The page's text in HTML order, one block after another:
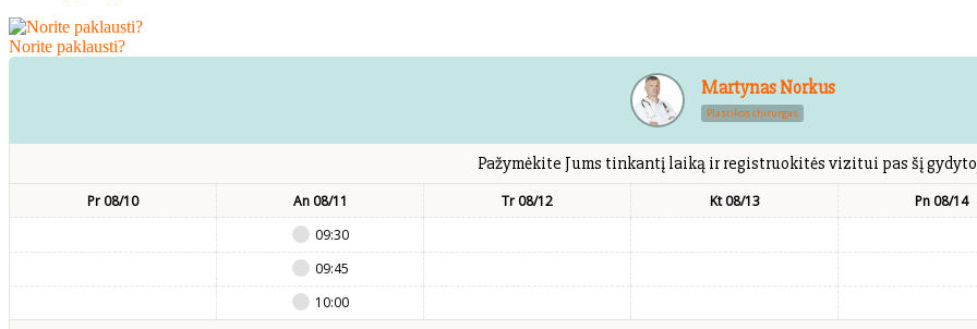
Norite paklausti?
Martynas Norkus
Plastikos chirurgas
Pažymėkite Jums tinkantį laiką ir registruokitės vizitui pas šį
Pr 08/10
An 08/11
09:30
09:45
10:00
Tr 08/12 Kt 08/13 Pn 08/14